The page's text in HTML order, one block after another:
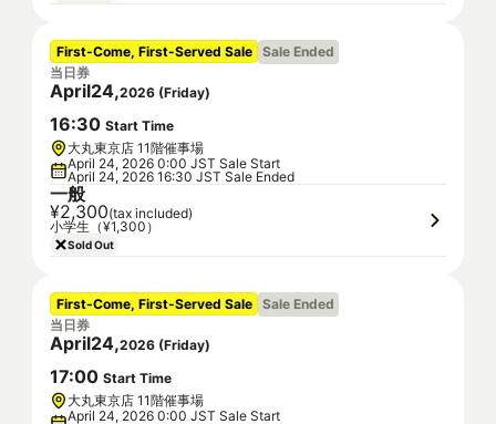
First-Come, First-Served Sale Sale Ended
当日券
April24,2026 (Friday)
16:30 Start Time
大丸東京店 11階催事場
April 24, 2026 0:00 JST Sale Start
April 24, 2026 16:30 JST Sale Ended
一般
¥2,300(tax included)
小学生（¥1,300）
Sold Out
First-Come, First-Served Sale Sale Ended
当日券
April24,2026 (Friday)
17:00 Start Time
大丸東京店 11階催事場
April 24, 2026 0:00 JST Sale Start